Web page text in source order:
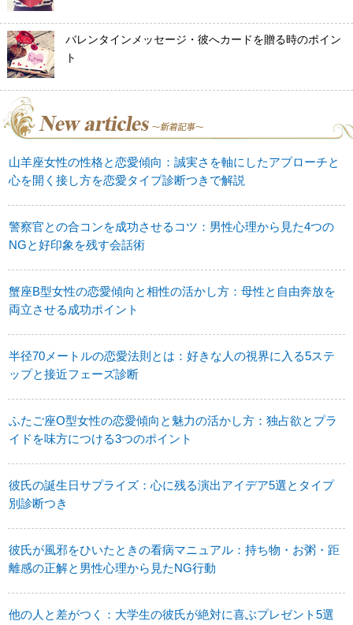
バレンタインメッセージ・彼へカードを贈る時のポイン
ト
山羊座女性の性格と恋愛傾向：誠実さを軸にしたアプローチと
心を開く接し方を恋愛タイプ診断つきで解説
警察官との合コンを成功させるコツ：男性心理から見た4つの
NGと好印象を残す会話術
蟹座B型女性の恋愛傾向と相性の活かし方：母性と自由奔放を
両立させる成功ポイント
半径70メートルの恋愛法則とは：好きな人の視界に入る5ステ
ップと接近フェーズ診断
ふたご座O型女性の恋愛傾向と魅力の活かし方：独占欲とプラ
イドを味方につける3つのポイント
彼氏の誕生日サプライズ：心に残る演出アイデア5選とタイプ
別診断つき
彼氏が風邪をひいたときの看病マニュアル：持ち物・お粥・距
離感の正解と男性心理から見たNG行動
他の人と差がつく：大学生の彼氏が絶対に喜ぶプレゼント5選